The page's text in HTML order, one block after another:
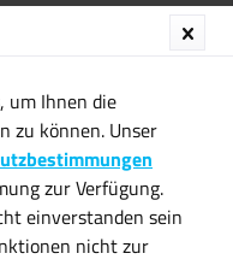
um Ihnen die
zu können. Unser
zur Verfügung.
einverstanden sein
nicht zur